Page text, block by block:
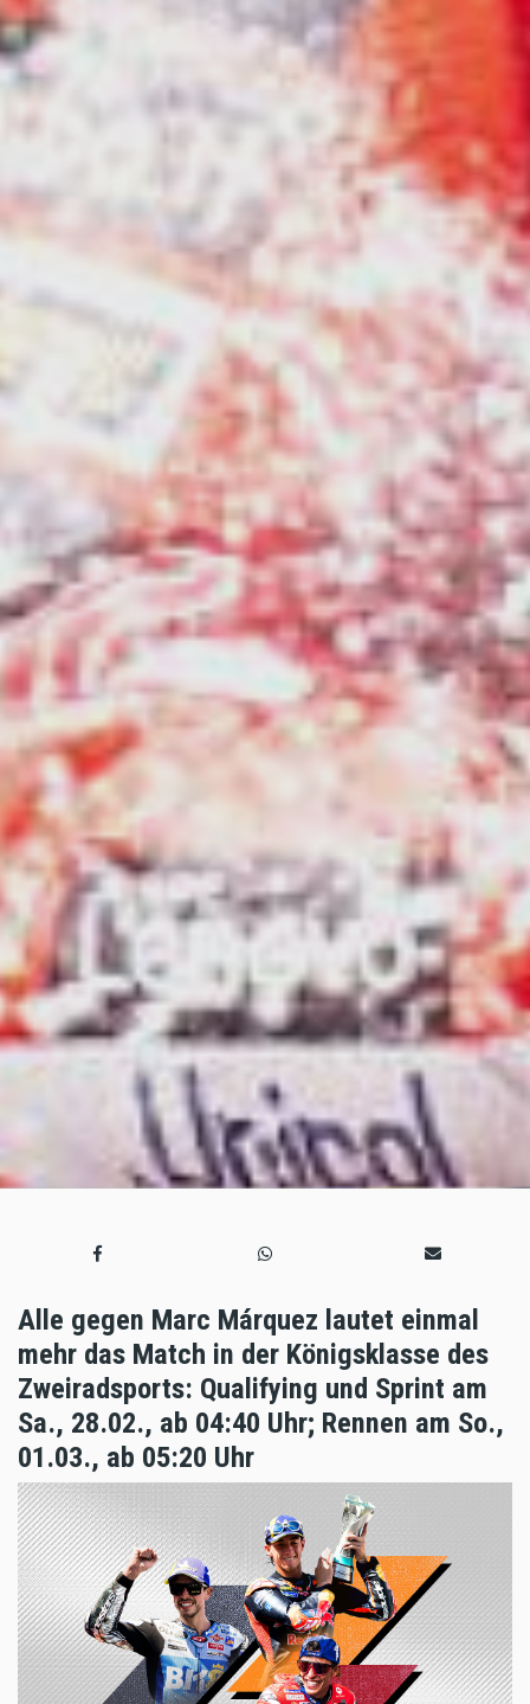
Alle gegen Marc Márquez lautet einmal
mehr das Match in der Königsklasse des
Zweiradsports: Qualifying und Sprint am
Sa., 28.02., ab 04:40 Uhr; Rennen am So.,
01.03., ab 05:20 Uhr